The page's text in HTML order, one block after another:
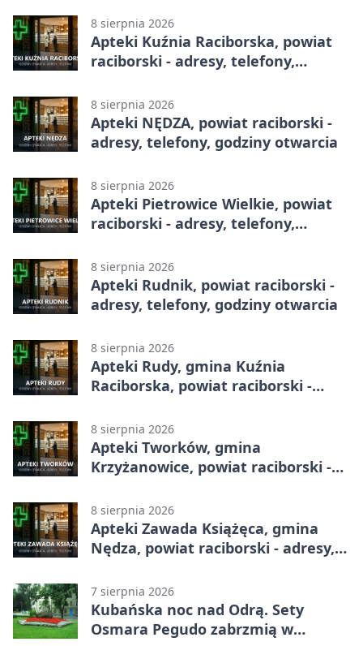
8 sierpnia 2026
Apteki Kuźnia Raciborska, powiat
raciborski - adresy, telefony,
8 sierpnia 2026
Apteki NĘDZA, powiat raciborski -
adresy, telefony, godziny otwarcia
8 sierpnia 2026
Apteki Pietrowice Wielkie, powiat
raciborski - adresy, telefony,
8 sierpnia 2026
Apteki Rudnik, powiat raciborski -
adresy, telefony, godziny otwarcia
8 sierpnia 2026
Apteki Rudy, gmina Kuźnia
Raciborska, powiat raciborski -
8 sierpnia 2026
Apteki Tworków, gmina
Krzyżanowice, powiat raciborski -
8 sierpnia 2026
Apteki Zawada Książęca, gmina
Nędza, powiat raciborski - adresy,
7 sierpnia 2026
Kubańska noc nad Odrą. Sety
Osmara Pegudo zabrzmią w